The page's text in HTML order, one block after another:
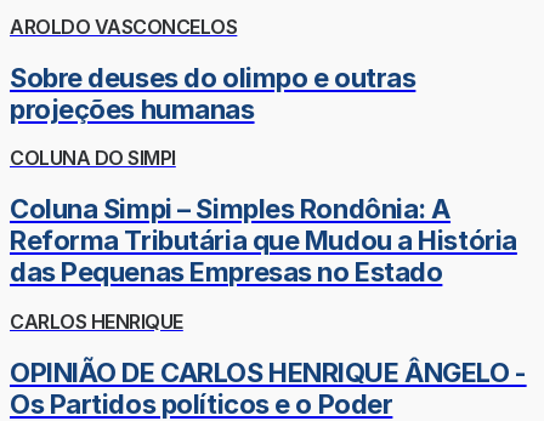
AROLDO VASCONCELOS
Sobre deuses do olimpo e outras
projeções humanas
COLUNA DO SIMPI
Coluna Simpi – Simples Rondônia: A
Reforma Tributária que Mudou a História
das Pequenas Empresas no Estado
CARLOS HENRIQUE
OPINIÃO DE CARLOS HENRIQUE ÂNGELO -
Os Partidos políticos e o Poder